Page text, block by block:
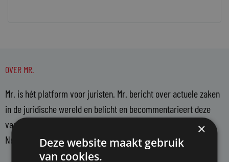
OVER MR.
Mr. is hét platform voor juristen. Mr. bericht over actuele zaken
in de juridische wereld en belicht en becommentarieert deze
vanuit een onafhankelijke positie. Mr. richt zich op alle in
Nederland actieve juristen en WO-rechtenstudenten.
×
Deze website maakt gebruik
van cookies.